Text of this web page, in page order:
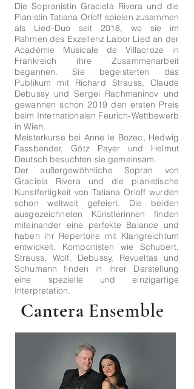
Die Sopranistin Graciela Rivera und die
Pianistin Tatiana Orloff spielen zusammen
als Lied-Duo seit 2018, wo sie im
Rahmen des Exzellenz Labor Lied an der
Académie Musicale de Villacroze in
Frankreich ihre Zusammenarbeit
begannen. Sie begeisterten das
Publikum mit Richard Strauss, Claude
Debussy und Sergei Rachmaninov und
gewannen schon 2019 den ersten Preis
beim Internationalen Feurich-Wettbewerb
in Wien.
Meisterkurse bei Anne le Bozec, Hedwig
Fassbender, Götz Payer und Helmut
Deutsch besuchten sie gemeinsam.
Der außergewöhnliche Sopran von
Graciela Rivera und die pianistische
Kunstfertigkeit von Tatiana Orloff wurden
schon weltweit gefeiert. Die beiden
ausgezeichneten Künstlerinnen finden
miteinander eine perfekte Balance und
haben ihr Repertoire mit Klangreichtum
entwickelt. Komponisten wie Schubert,
Strauss, Wolf, Debussy, Revueltas und
Schumann finden in ihrer Darstellung
eine spezielle und einzigartige
Interpretation.
Cantera Ensemble